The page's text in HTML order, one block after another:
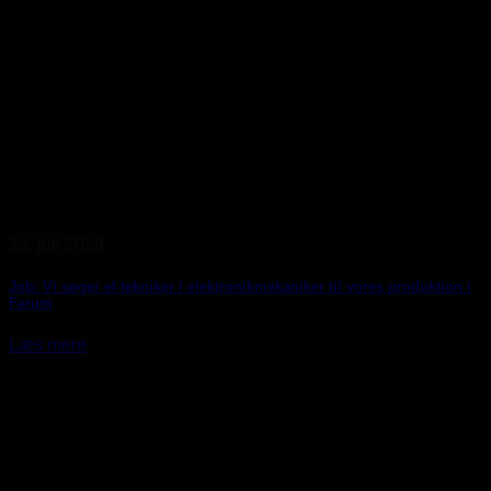
Job: Vi søger el-tekniker / elektronikmekaniker til vores produktion i
Farum
Læs mere